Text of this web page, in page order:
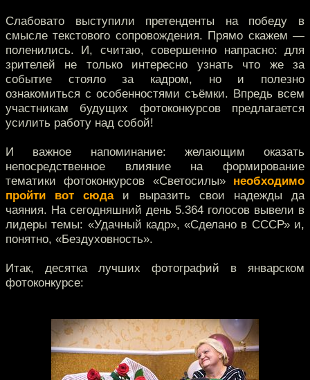
Слабовато выступили претенденты на победу в
смысле текстового сопровождения. Прямо скажем —
поленились. И, считаю, совершенно напрасно: для
зрителей не только интересно узнать что же за
событие стояло за кадром, но и полезно
ознакомиться с особенностями съёмки. Впредь всем
участникам будущих фотоконкурсов предлагается
усилить работу над собой!
И важное напоминание: желающим оказать
непосредственное влияние на формирование
тематики фотоконкурсов «Светосилы» необходимо
пройти вот сюдаи выразить свои надежды да
чаяния. На сегодняшний день 5.364 голосов вывели в
лидеры темы: «Удачный кадр», «Сделано в СССР» и,
понятно, «Бездуховность».
Итак, десятка лучших фотографий в январском
фотоконкурсе: